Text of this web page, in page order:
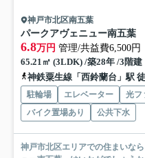
神戸市北区南五葉
パークアヴェニュー南五葉
6.8万円 管理/共益費6,500円
65.21㎡ (3LDK) /築28年 /3階建
神鉄粟生線「西鈴蘭台」駅
駐輪場 エレベーター 光フ
バイク置場あり
公共下水
神戸市北区エリアでの住まいな